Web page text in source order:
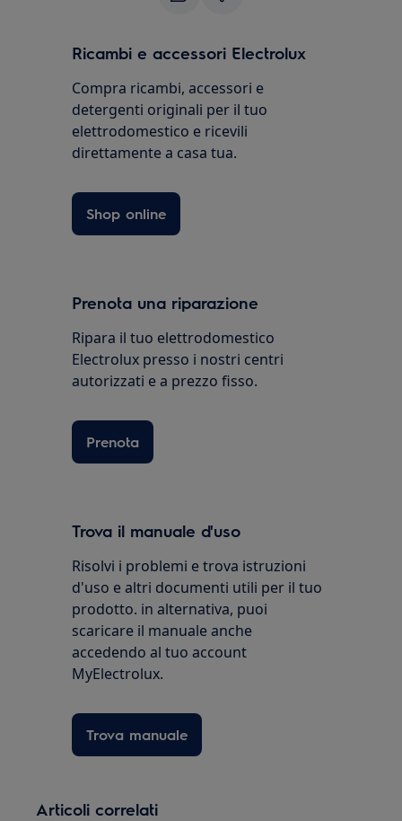
Ricambi e accessori Electrolux
Compra ricambi, accessori e
detergenti originali per il tuo
elettrodomestico e ricevili
direttamente a casa tua.
Shop online
Prenota una riparazione
Ripara il tuo elettrodomestico
Electrolux presso i nostri centri
autorizzati e a prezzo fisso.
Prenota
Trova il manuale d'uso
Risolvi i problemi e trova istruzioni
d'uso e altri documenti utili per il tuo
prodotto. in alternativa, puoi
scaricare il manuale anche
accedendo al tuo account
MyElectrolux.
Trova manuale
Articoli correlati